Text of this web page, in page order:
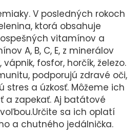
V posledných rokoch
ktorá obsahuje
vitamínov a
A, B, C, E, z minerálov
fosfor, horčík, železo.
podporujú zdravé oči,
stres a úzkosť. Môžeme ich
a zapekať. Aj batátové
sa ich oplatí
a chutného jedálnička.